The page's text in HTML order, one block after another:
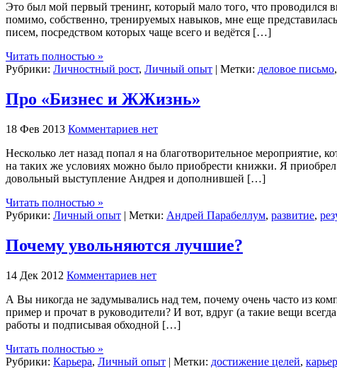
Это был мой первый тренинг, который мало того, что проводился
помимо, собственно, тренируемых навыков, мне еще
писем, посредством которых чаще всего и ведётся […]
Читать полностью »
Рубрики: Личностный рост, Личный опыт | Метки: деловое письмо,
Про «Бизнес и ЖЖизнь»
18 Фев 2013 Комментариев нет
Несколько лет назад попал я на благотворительное
на таких же условиях можно было приобрести книжки. Я
довольный выступление Андрея и дополнившей […]
Читать полностью »
Рубрики: Личный опыт | Метки: Андрей Парабеллум, развитие,
Почему увольняются лучшие?
14 Дек 2012 Комментариев нет
А Вы никогда не задумывались над тем, почему очень часто из
пример и прочат в руководители? И вот, вдруг (а такие вещи
работы и подписывая обходной […]
Читать полностью »
Рубрики: Карьера, Личный опыт | Метки: достижение целей,